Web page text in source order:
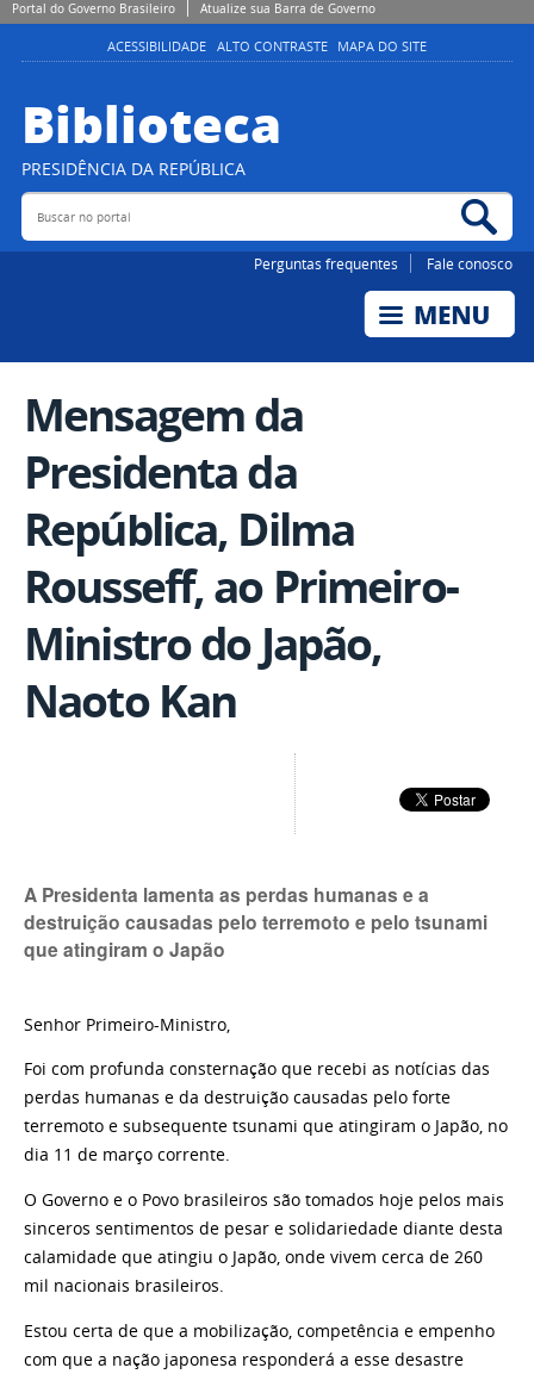
Portal do Governo Brasileiro Atualize sua Barra de Governo
ACESSIBILIDADE ALTO CONTRASTE MAPA DO SITE
Biblioteca
PRESIDÊNCIA DA REPÚBLICA
Buscar no portal
Perguntas frequentes Fale conosco
Mensagem da
Presidenta da
República, Dilma
Rousseff, ao Primeiro-
Ministro do Japão,
Naoto Kan
A Presidenta lamenta as perdas humanas e a
destruição causadas pelo terremoto e pelo tsunami
que atingiram o Japão
Senhor Primeiro-Ministro,
Foi com profunda consternação que recebi as notícias das
perdas humanas e da destruição causadas pelo forte
terremoto e subsequente tsunami que atingiram o Japão, no
dia 11 de março corrente.
O Governo e o Povo brasileiros são tomados hoje pelos mais
sinceros sentimentos de pesar e solidariedade diante desta
calamidade que atingiu o Japão, onde vivem cerca de 260
mil nacionais brasileiros.
Estou certa de que a mobilização, competência e empenho
com que a nação japonesa responderá a esse desastre